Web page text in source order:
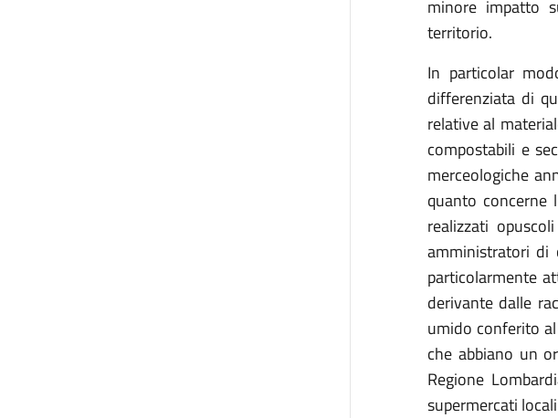
minore impatto
territorio.
In particolar
differenziata di
relative al
compostabili e
merceologiche
quanto concerne
realizzati
amministratori di
particolarmente
derivante dalle
umido conferito
che abbiano un
Regione
supermercati